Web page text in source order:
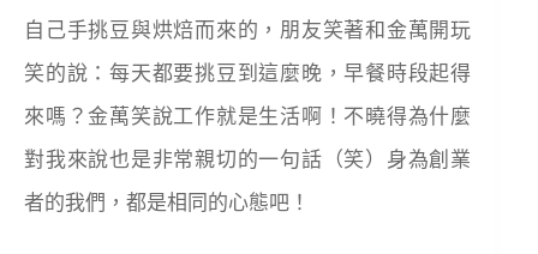
自己手挑豆與烘焙而來的，朋友笑著和金萬開玩
笑的說：每天都要挑豆到這麼晚，早餐時段起得
來嗎？金萬笑說工作就是生活啊！不曉得為什麼
對我來說也是非常親切的一句話（笑）身為創業
者的我們，都是相同的心態吧！